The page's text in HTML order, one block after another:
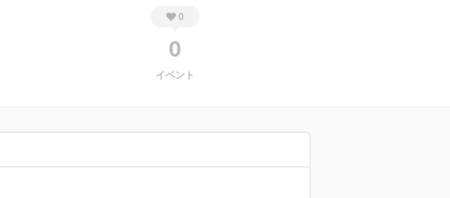
0
0
イベント